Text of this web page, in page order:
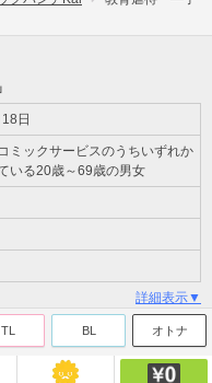
日
ミックサービスのうちいずれか
いる20歳～69歳の男女
詳細表示▼
TL BL オトナ